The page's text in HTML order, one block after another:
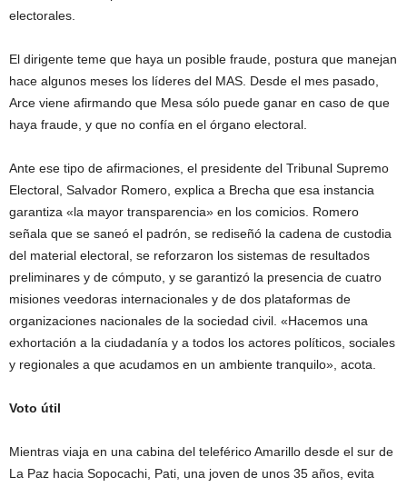
electorales.
El dirigente teme que haya un posible fraude, postura que manejan
hace algunos meses los líderes del MAS. Desde el mes pasado,
Arce viene afirmando que Mesa sólo puede ganar en caso de que
haya fraude, y que no confía en el órgano electoral.
Ante ese tipo de afirmaciones, el presidente del Tribunal Supremo
Electoral, Salvador Romero, explica a Brecha que esa instancia
garantiza «la mayor transparencia» en los comicios. Romero
señala que se saneó el padrón, se rediseñó la cadena de custodia
del material electoral, se reforzaron los sistemas de resultados
preliminares y de cómputo, y se garantizó la presencia de cuatro
misiones veedoras internacionales y de dos plataformas de
organizaciones nacionales de la sociedad civil. «Hacemos una
exhortación a la ciudadanía y a todos los actores políticos, sociales
y regionales a que acudamos en un ambiente tranquilo», acota.
Voto útil
Mientras viaja en una cabina del teleférico Amarillo desde el sur de
La Paz hacia Sopocachi, Pati, una joven de unos 35 años, evita